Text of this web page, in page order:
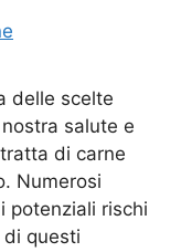
delle scelte
salute e
di carne
Numerosi
potenziali rischi
questi